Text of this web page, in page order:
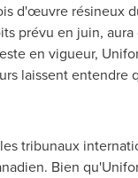
d'œuvre résineux
prévu en juin,
en vigueur,
laissent entendre
tribunaux
Bien